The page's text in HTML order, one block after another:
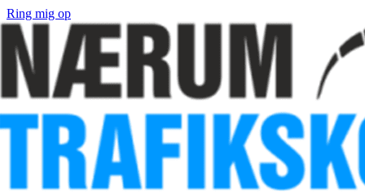
Ring mig opSkip
to
content